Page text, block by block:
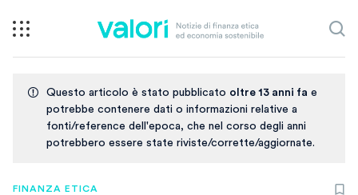
Questo articolo è stato pubblicato oltre 13 anni fa e
potrebbe contenere dati o informazioni relative a
fonti/reference dell'epoca, che nel corso degli anni
potrebbero essere state riviste/corrette/aggiornate.
FINANZA ETICA